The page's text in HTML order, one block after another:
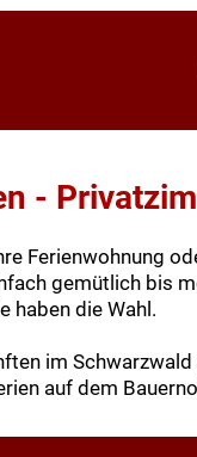
-
Ferienwohnung
gemütlich bis
haben die Wahl.
im
auf dem